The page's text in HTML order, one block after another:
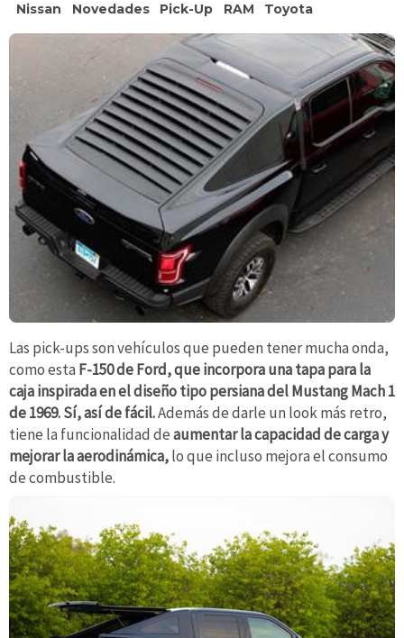
Nissan
Novedades Pick-Up RAM Toyota
Las pick-ups son vehículos que pueden tener mucha onda,
como esta F-150 de Ford, que incorpora una tapa para la
caja inspirada en el diseño tipo persiana del Mustang Mach 1
de 1969. Sí, así de fácil.Además de darle un look más retro,
tiene la funcionalidad deaumentar la capacidad de carga y
mejorar la aerodinámica,lo que incluso mejora el consumo
de combustible.